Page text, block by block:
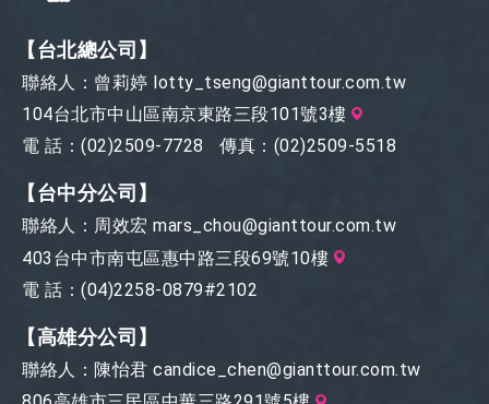
【台北總公司】
聯絡人：曾莉婷 lotty_tseng@gianttour.com.tw
104台北市中山區南京東路三段101號3樓
電 話： (02)2509-7728 傳真：(02)2509-5518
【台中分公司】
聯絡人：周效宏 mars_chou@gianttour.com.tw
403台中市南屯區惠中路三段69號10樓
電 話： (04)2258-0879#2102
【高雄分公司】
聯絡人：陳怡君 candice_chen@gianttour.com.tw